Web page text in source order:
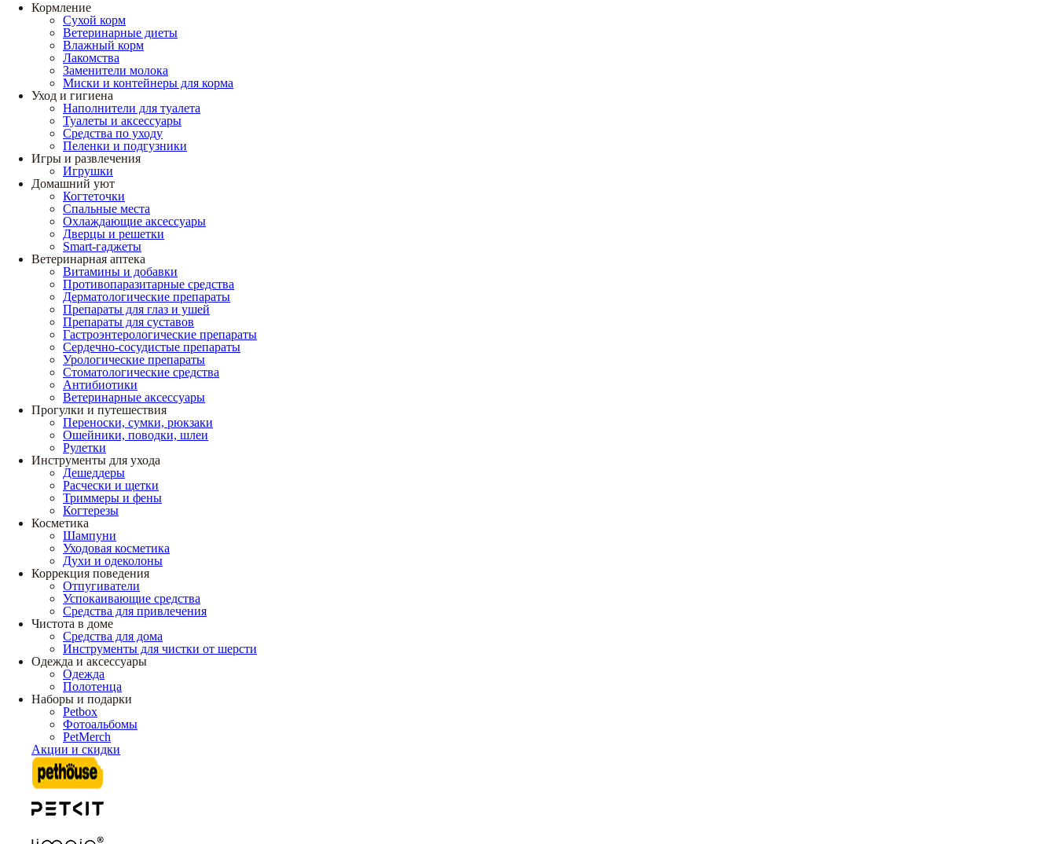
Кормление
Сухой корм
Ветеринарные диеты
Влажный корм
Лакомства
Заменители молока
Миски и контейнеры для корма
Уход и гигиена
Наполнители для туалета
Туалеты и аксессуары
Средства по уходу
Пеленки и подгузники
Игры и развлечения
Игрушки
Домашний уют
Когтеточки
Спальные места
Охлаждающие аксессуары
Дверцы и решетки
Smart-гаджеты
Ветеринарная аптека
Витамины и добавки
Противопаразитарные средства
Дерматологические препараты
Препараты для глаз и ушей
Препараты для суставов
Гастроэнтерологические препараты
Сердечно-сосудистые препараты
Урологические препараты
Стоматологические средства
Антибиотики
Ветеринарные аксессуары
Прогулки и путешествия
Переноски, сумки, рюкзаки
Ошейники, поводки, шлеи
Рулетки
Инструменты для ухода
Дешеддеры
Расчески и щетки
Триммеры и фены
Когтерезы
Косметика
Шампуни
Уходовая косметика
Духи и одеколоны
Коррекция поведения
Отпугиватели
Успокаивающие средства
Средства для привлечения
Чистота в доме
Средства для дома
Инструменты для чистки от шерсти
Одежда и аксессуары
Одежда
Полотенца
Наборы и подарки
Petbox
Фотоальбомы
PetMerch
Акции и скидки